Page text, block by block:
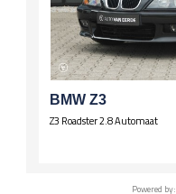
BMW Z3
Z3 Roadster 2.8 Automaat
Powered by: